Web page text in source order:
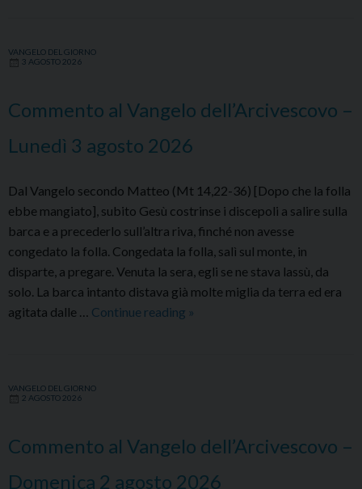
–
agosto
2026
VANGELO DEL GIORNO
3 AGOSTO 2026
Commento al Vangelo dell’Arcivescovo –
Lunedì 3 agosto 2026
Dal Vangelo secondo Matteo (Mt 14,22-36) [Dopo che la folla
ebbe mangiato], subito Gesù costrinse i discepoli a salire sulla
barca e a precederlo sull’altra riva, finché non avesse
congedato la folla. Congedata la folla, salì sul monte, in
disparte, a pregare. Venuta la sera, egli se ne stava lassù, da
solo. La barca intanto distava già molte miglia da terra ed era
agitata dalle … Continue reading Commento
agosto
2026
»
VANGELO DEL GIORNO
2 AGOSTO 2026
Commento al Vangelo dell’Arcivescovo –
Domenica 2 agosto 2026